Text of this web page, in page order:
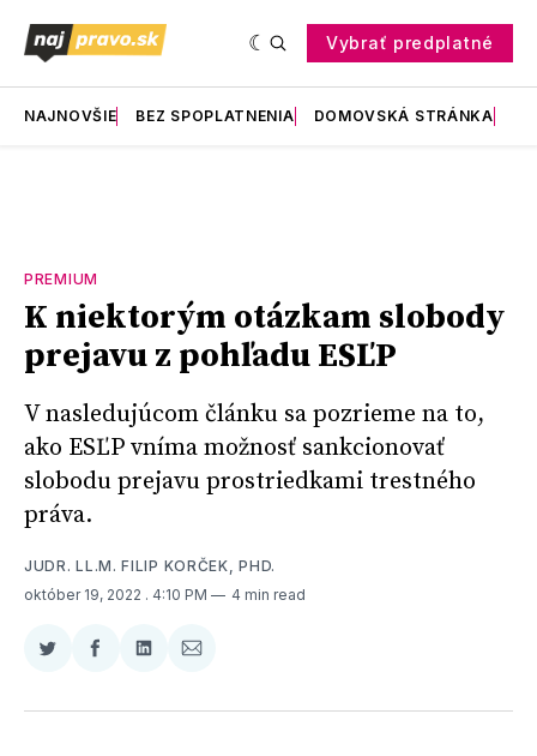
Vybrať predplatné
NAJNOVŠIE BEZ SPOPLATNENIA DOMOVSKÁ STRÁNKA
PREMIUM
K niektorým otázkam slobody
prejavu z pohľadu ESĽP
V nasledujúcom článku sa pozrieme na to,
ako ESĽP vníma možnosť sankcionovať
slobodu prejavu prostriedkami trestného
práva.
JUDR. LL.M. FILIP KORČEK, PHD.
október 19, 2022 . 4:10 PM 4 min read
Zdieľať
Twitter
Zdieľať
Facebooku
Zdieľať
LinkedIne
Zdieľať
E-